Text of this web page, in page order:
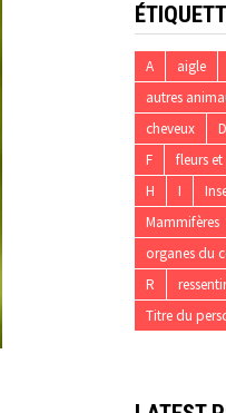
A aigle
autres
cheveux
D
F
fleurs
H
I
Mammifères
organes du
R
ressentir
Titre du